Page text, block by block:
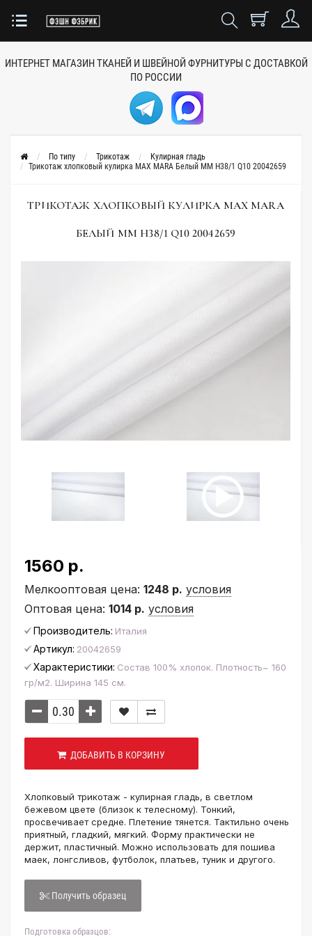
ИНТЕРНЕТ МАГАЗИН ТКАНЕЙ И ШВЕЙНОЙ ФУРНИТУРЫ С ДОСТАВКОЙ
ПО РОССИИ
По типу Трикотаж
Кулирная гладь
Трикотаж хлопковый кулирка MAX MARA Белый MM H38/1 Q10 20042659
ТРИКОТАЖ ХЛОПКОВЫЙ КУЛИРКА MAX MARA
БЕЛЫЙ MM H38/1 Q10 20042659
1560 р.
Мелкооптовая цена: 1248 р. условия
Оптовая цена: 1014 р. условия
Производитель: Италия
Артикул: 20042659
Характеристики: Состав 100% хлопок. Плотность~ 160
гр/м2. Ширина 145 см.
ДОБАВИТЬ В КОРЗИНУ
Хлопковый трикотаж - кулирная гладь, в светлом
бежевом цвете (близок к телесному). Тонкий,
просвечивает средне. Плетение тянется. Тактильно очень
приятный, гладкий, мягкий. Форму практически не
держит, пластичный. Можно использовать для пошива
маек, лонгсливов, футболок, платьев, туник и другого.
Получить образец
Подготовка образцов: